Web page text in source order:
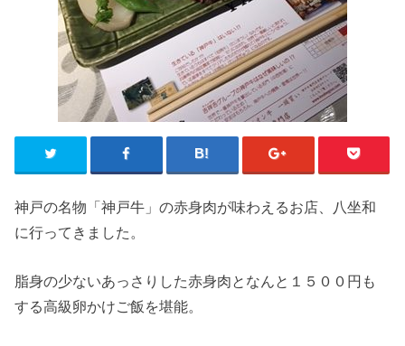
神戸の名物「神戸牛」の赤身肉が味わえるお店、八坐和
に行ってきました。
脂身の少ないあっさりした赤身肉となんと１５００円も
する高級卵かけご飯を堪能。